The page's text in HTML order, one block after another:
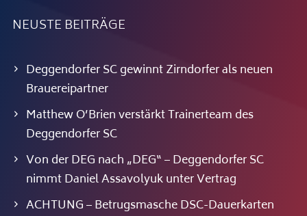
NEUSTE BEITRÄGE
Deggendorfer SC gewinnt Zirndorfer als neuen
Brauereipartner
Matthew O’Brien verstärkt Trainerteam des
Deggendorfer SC
Von der DEG nach „DEG“ – Deggendorfer SC
nimmt Daniel Assavolyuk unter Vertrag
ACHTUNG – Betrugsmasche DSC-Dauerkarten